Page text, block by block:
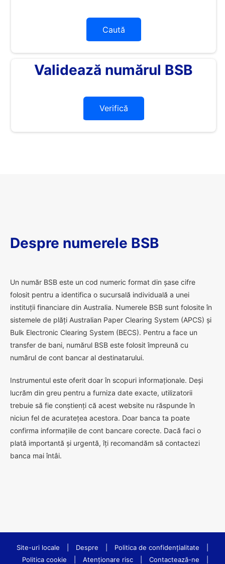
Caută
Validează numărul BSB
Verifică
Despre numerele BSB
Un număr BSB este un cod numeric format din șase cifre
folosit pentru a identifica o sucursală individuală a unei
instituții financiare din Australia. Numerele BSB sunt folosite în
sistemele de plăți Australian Paper Clearing System (APCS) și
Bulk Electronic Clearing System (BECS). Pentru a face un
transfer de bani, numărul BSB este folosit împreună cu
numărul de cont bancar al destinatarului.
Instrumentul este oferit doar în scopuri informaționale. Deși
lucrăm din greu pentru a furniza date exacte, utilizatorii
trebuie să fie conștienți că acest website nu răspunde în
niciun fel de acuratețea acestora. Doar banca ta poate
confirma informațiile de cont bancare corecte. Dacă faci o
plată importantă și urgentă, îți recomandăm să contactezi
banca mai întâi.
Site-uri locale Despre Politica de confidenţialitate
Politica cookie
Atenționare risc Contactează-ne